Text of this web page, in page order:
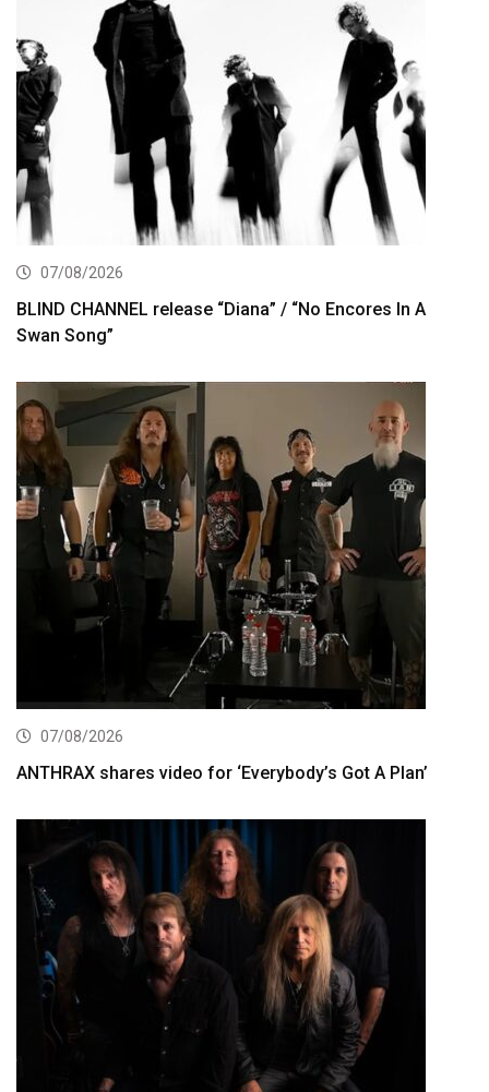
07/08/2026
BLIND CHANNEL release “Diana” / “No Encores In A
Swan Song”
07/08/2026
ANTHRAX shares video for ‘Everybody’s Got A Plan’